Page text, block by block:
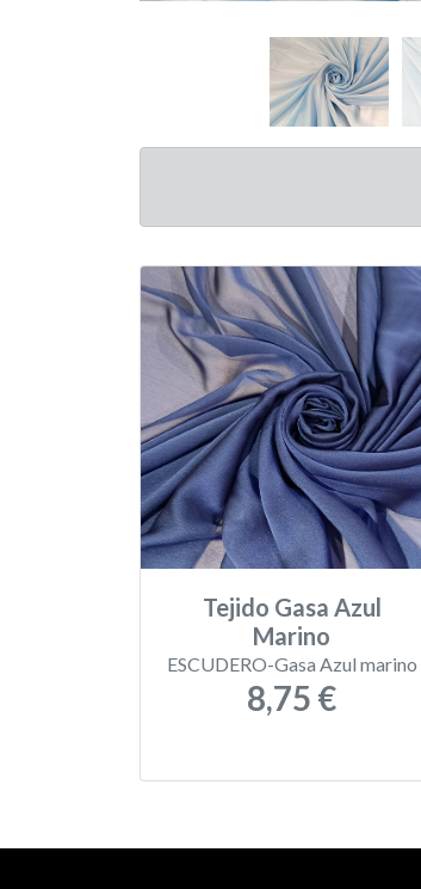
Tejido Gasa Azul
Marino
ESCUDERO-Gasa Azul marino
8,75 €